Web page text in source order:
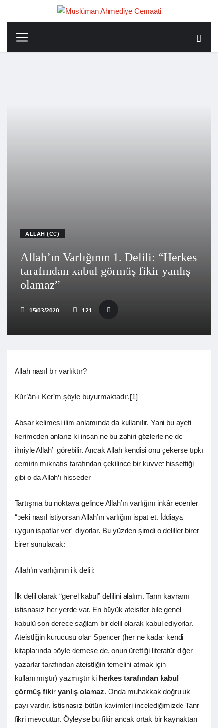
ALLAH (CC)
Allah’ın Varlığının 1. Delili: “Herkes
tarafından kabul görmüş fikir yanlış
olamaz”
15/03/2020 121
Allah nasıl bir varlıktır?
Kûr’ân-ı Kerîm şöyle buyurmaktadır.[1]
Absar kelimesi ilim anlamında da kullanılır. Yani bu ayeti
kerimeden anlarız ki insan ne bu zahiri gözlerle ne de
ilmiyle Allah’ı görebilir. Ancak Allah kendisi onu çekerse tıpkı
demirin mıknatıs tarafından çekilince bir kuvvet hissettiği
gibi o da Allah’ı hisseder.
Tartışma bu noktaya gelince Allah’ın varlığını inkâr edenler
“peki nasıl istiyorsan Allah’ın varlığını ispat et. İddiaya
uygun ispatlar ver” diyorlar. Bu yüzden şimdi o deliller birer
birer sunulacak:
Allah’ın varlığının ilk delili:
İlk delil olarak “genel kabul” delilini alalım. Tanrı kavramı
istisnasız her yerde var. En büyük ateistler bile genel
kabulü son derece sağlam bir delil olarak kabul ediyorlar.
Ateistliğin kurucusu olan Spencer (her ne kadar kendi
kitaplarında böyle demese de, onun ürettiği literatür diğer
yazarlar tarafından ateistliğin temelini atmak için
kullanılmıştır) yazmıştır ki herkes tarafından kabul
görmüş fikir yanlış olamaz. Onda muhakkak doğruluk
payı vardır. İstisnasız bütün kavimleri incelediğimizde Tanrı
fikri mevcuttur. Öyleyse bu fikir ancak ortak bir kaynaktan